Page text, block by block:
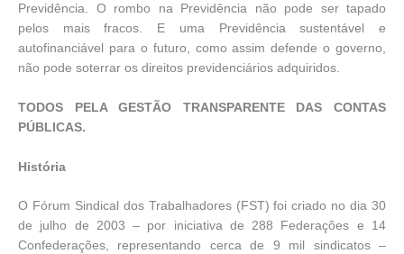
Previdência. O rombo na Previdência não pode ser tapado
pelos mais fracos. E uma Previdência sustentável e
autofinanciável para o futuro, como assim defende o governo,
não pode soterrar os direitos previdenciários adquiridos.
TODOS PELA GESTÃO TRANSPARENTE DAS CONTAS
PÚBLICAS.
História
O Fórum Sindical dos Trabalhadores (FST) foi criado no dia 30
de julho de 2003 – por iniciativa de 288 Federações e 14
Confederações, representando cerca de 9 mil sindicatos –